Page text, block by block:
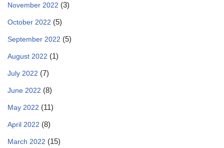
November 2022 (3)
October 2022 (5)
September 2022 (5)
August 2022 (1)
July 2022 (7)
June 2022 (8)
May 2022 (11)
April 2022 (8)
March 2022 (15)